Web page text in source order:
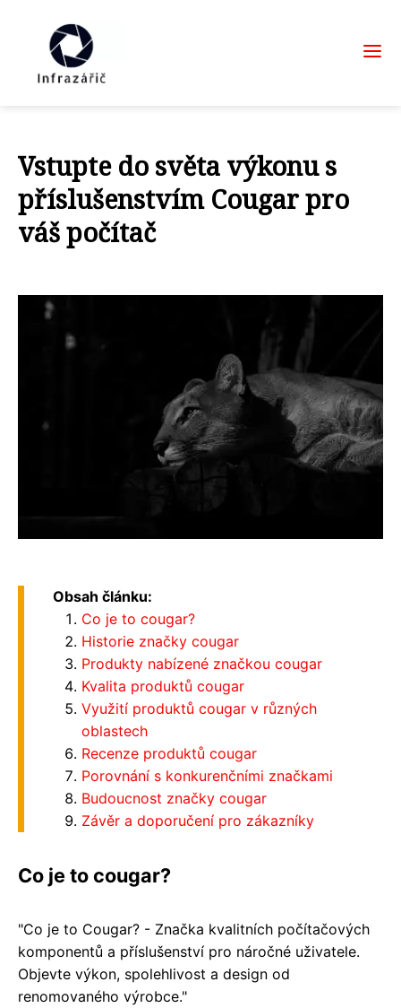
Vstupte do světa výkonu s
příslušenstvím Cougar pro
váš počítač
Obsah článku:
Co je to cougar?
Historie značky cougar
Produkty nabízené značkou cougar
Kvalita produktů cougar
Využití produktů cougar v různých
oblastech
Recenze produktů cougar
Porovnání s konkurenčními značkami
Budoucnost značky cougar
Závěr a doporučení pro zákazníky
Co je to cougar?
"Co je to Cougar? - Značka kvalitních počítačových
komponentů a příslušenství pro náročné uživatele.
Objevte výkon, spolehlivost a design od
renomovaného výrobce."